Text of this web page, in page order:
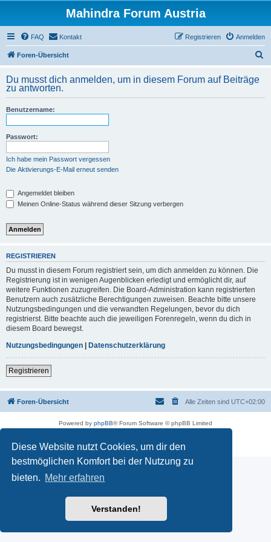
Diese Website nutzt Cookies, um dir den
bestmöglichen Komfort bei der Nutzung zu
bieten. Mehr erfahren
Verstanden!
Mahindra Forum Austria
FAQ Kontakt Anmelden
Registrieren
Foren-Übersicht
h
Du musst dich anmelden, um in diesem Forum auf Beiträge
zu antworten.
Benutzername:
Passwort:
Ich habe mein Passwort vergessen
Die Aktivierungs-E-Mail erneut senden
Angemeldet bleiben
Meinen Online-Status während dieser Sitzung verbergen
REGISTRIEREN
Du musst in diesem Forum registriert sein, um dich anmelden zu können. Die
Registrierung ist in wenigen Augenblicken erledigt und ermöglicht dir, auf
weitere Funktionen zuzugreifen. Die Board-Administration kann registrierten
Benutzern auch zusätzliche Berechtigungen zuweisen. Beachte bitte unsere
Nutzungsbedingungen und die verwandten Regelungen, bevor du dich
registrierst. Bitte beachte auch die jeweiligen Forenregeln, wenn du dich in
diesem Board bewegst.
Nutzungsbedingungen | Datenschutzerklärung
Registrieren
Foren-Übersicht Alle Zeiten sind UTC+02:00
Powered by phpBB® Forum Software © phpBB Limited
Datenschutz|Nutzungsbedingungen